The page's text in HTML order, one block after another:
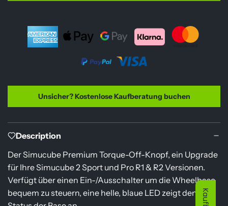
s
.
Unsicher? Kostenlose Kaufberatung buchen
Description
Der Simucube Premium Torque-Off-Knopf, ein Upgrade
für Ihre Simucube 2 Sport und Pro R1 & R2 Versionen.
Verfügt über einen Ein-/Ausschalter um die Wheelbase
bequem zu steuern, eine helle, blaue LED zeigt den